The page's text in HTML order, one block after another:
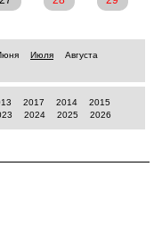
Июля
Августа
2017 2014
2015
2024 2025 2026